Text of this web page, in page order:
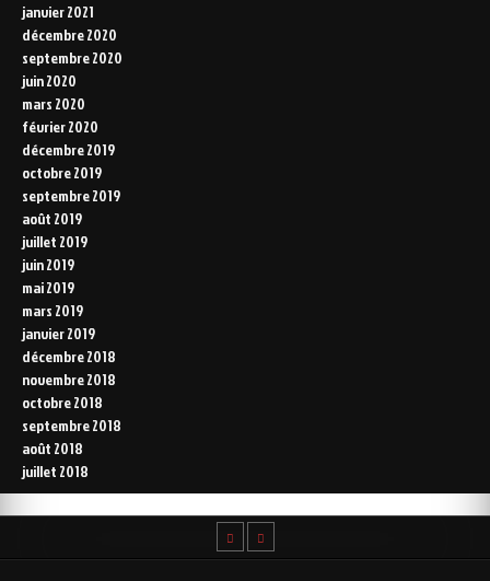
janvier 2021
décembre 2020
septembre 2020
juin 2020
mars 2020
février 2020
décembre 2019
octobre 2019
septembre 2019
août 2019
juillet 2019
juin 2019
mai 2019
mars 2019
janvier 2019
décembre 2018
novembre 2018
octobre 2018
septembre 2018
août 2018
juillet 2018